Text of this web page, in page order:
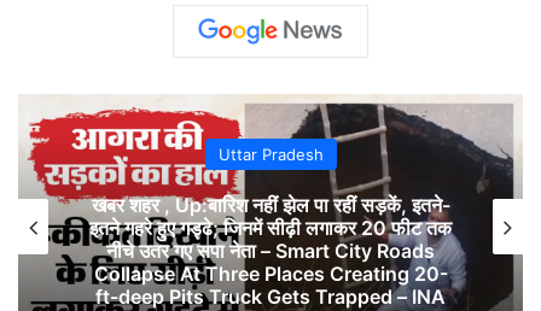
Uttar Pradesh
खबर शहर , Up:बारिश नहीं झेल पा रहीं सड़कें, इतने-
इतने गहरे हुए गड्ढे; जिनमें सीढ़ी लगाकर 20 फीट तक
नीचे उतर गए सपा नेता – Smart City Roads
Collapse At Three Places Creating 20-
ft-deep Pits Truck Gets Trapped – INA